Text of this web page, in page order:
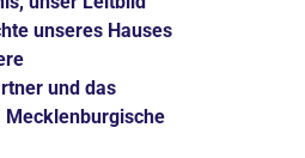
unseres Hauses
und das
Mecklenburgische